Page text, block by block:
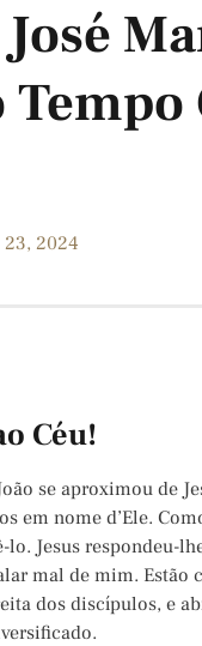
2024
Céu!
se aproximou de
em nome d’Ele.
Jesus respondeu-
mal de mim. Estão
dos discípulos, e